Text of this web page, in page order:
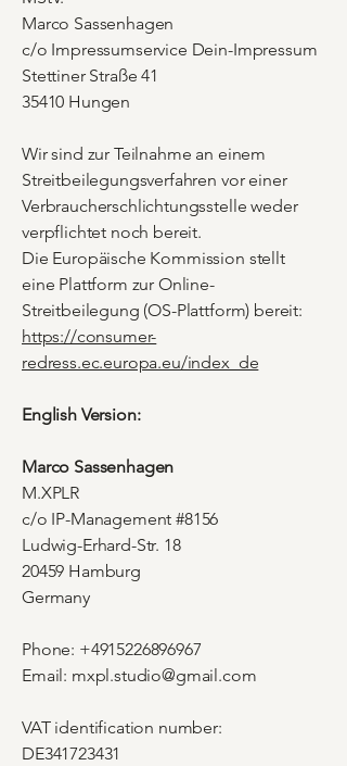
Marco Sassenhagen
c/o Impressumservice Dein-Impressum
Stettiner Straße 41
35410 Hungen
Wir sind zur Teilnahme an einem
Streitbeilegungsverfahren vor einer
Verbraucherschlichtungsstelle weder
verpflichtet noch bereit.
Die Europäische Kommission stellt
eine Plattform zur Online-
Streitbeilegung (OS-Plattform) bereit:
https://consumer-
redress.ec.europa.eu/index_de
English Version:
Marco Sassenhagen
M.XPLR
c/o IP-Management #8156
Ludwig-Erhard-Str. 18
20459 Hamburg
Germany
Phone: +4915226896967
Email: mxpl.studio@gmail.com
VAT identification number:
DE341723431